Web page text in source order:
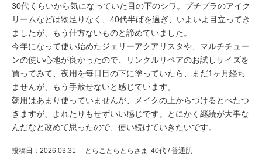
30代くらいから気になっていた目の下のシワ。プチプラのアイク
リームなどは物足りなく、40代半ばを過ぎ、いよいよ目立ってき
ましたが、もう仕方ないものと諦めていました。
今年になって使い始めたジェリーアクアリスタや、マルチチュー
ンの使い心地が良かったので、リンクルリペアのお試しサイズを
買ってみて、夜用を毎日目の下に塗っていたら、まだ1ヶ月経ち
ませんが、もう手放せないと感じています。
朝用はあまり使っていませんが、メイクの上からつけるとべたつ
きますが、よれたりもせずいい感じです。とにかく継続が大事な
んだなと改めて思ったので、使い続けていきたいです。
投稿日 2026.03.31 とらことらとらさま 40代 / 普通肌